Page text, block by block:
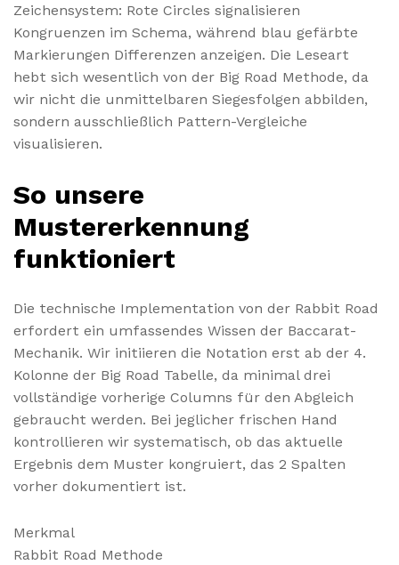
Zeichensystem: Rote Circles signalisieren
Kongruenzen im Schema, während blau gefärbte
Markierungen Differenzen anzeigen. Die Leseart
hebt sich wesentlich von der Big Road Methode, da
wir nicht die unmittelbaren Siegesfolgen abbilden,
sondern ausschließlich Pattern-Vergleiche
visualisieren.
So unsere
Mustererkennung
funktioniert
Die technische Implementation von der Rabbit Road
erfordert ein umfassendes Wissen der Baccarat-
Mechanik. Wir initiieren die Notation erst ab der 4.
Kolonne der Big Road Tabelle, da minimal drei
vollständige vorherige Columns für den Abgleich
gebraucht werden. Bei jeglicher frischen Hand
kontrollieren wir systematisch, ob das aktuelle
Ergebnis dem Muster kongruiert, das 2 Spalten
vorher dokumentiert ist.
Merkmal
Rabbit Road Methode